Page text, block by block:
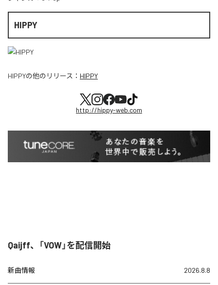
HIPPY
HIPPYの他のリリース： HIPPY
http://hippy-web.com
Qaijff、「VOW」を配信開始
新曲情報 2026.8.8